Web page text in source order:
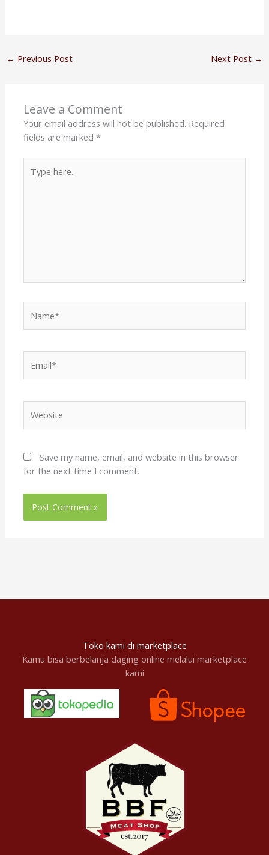
← Previous Post Next Post →
Leave a Comment
Your email address will not be published. Required
fields are marked*
here..
Save my name, email, and website in this browser
for the next time I comment.
Toko kami di marketplace
Kamu bisa berbelanja daging online melalui marketplace
kami